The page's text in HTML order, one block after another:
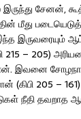
சேனன்,
மீது
இருவரையும்
215 – 205)
இவனை
205 –
நீதி தவறாத